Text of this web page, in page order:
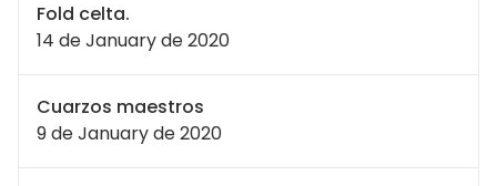
Fold celta.
14 de January de 2020
Cuarzos maestros
9 de January de 2020